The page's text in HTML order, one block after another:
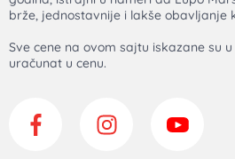
brže, jednostavnije i lakše obavljanje
Sve cene na ovom sajtu iskazane su
uračunat u cenu.